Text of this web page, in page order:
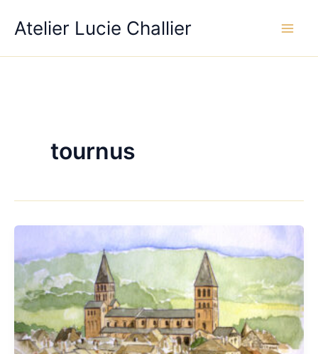
Atelier Lucie Challier
tournus